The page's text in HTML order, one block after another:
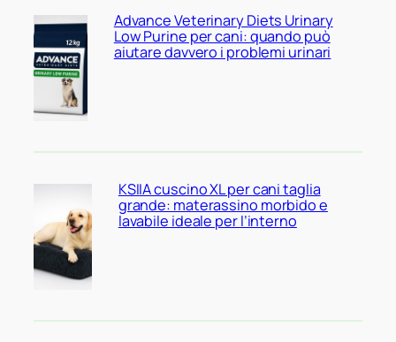
Advance Veterinary Diets Urinary
Low Purine per cani: quando può
aiutare davvero i problemi urinari
KSIIA cuscino XL per cani taglia
grande: materassino morbido e
lavabile ideale per l’interno